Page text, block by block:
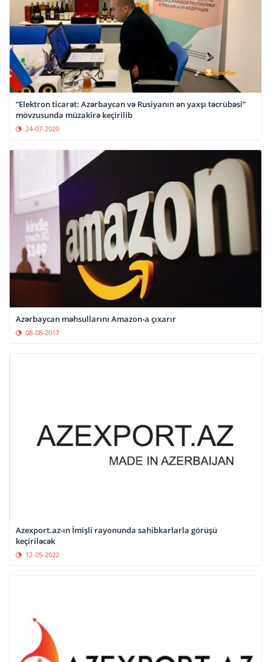
“Elektron ticarət: Azərbaycan və Rusiyanın ən yaxşı təcrübəsi”
mövzusunda müzakirə keçirilib
24-07-2020
Azərbaycan məhsullarını Amazon-a çıxarır
08-08-2017
Azexport.az-ın İmişli rayonunda sahibkarlarla görüşü
keçiriləcək
12-05-2022